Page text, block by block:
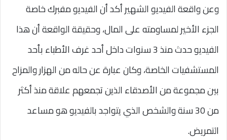
وعن واقعة الفيديو الشهير أكد أن الفيديو مفبرك خاصة
الجزء الأخير لمساومته على المال، وحقيقة الواقعة أن هذا
الفيديو حدث منذ 3 سنوات داخل أحد غرف الأطباء بأحد
المستشفيات الخاصة، وكان عبارة عن حاله من الهزار والمزاح
بين مجموعة من الأصدقاء الذين تجمعهم علاقة منذ أكثر
من 30 سنة والشخص الذي يتواجد بالفيديو هو مساعد
التمريض.